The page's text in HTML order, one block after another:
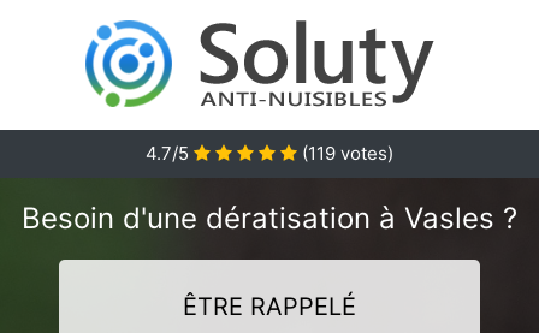
4.7/5 (119 votes)
Besoin d'une dératisation à Vasles ?
ÊTRE RAPPELÉ